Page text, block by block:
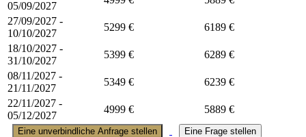
05/09/2027
27/09/2027 -
10/10/2027
5299 €
6189 €
18/10/2027 -
31/10/2027
5399 €
6289 €
08/11/2027 -
21/11/2027
5349 €
6239 €
22/11/2027 -
05/12/2027
4999 € 5889 €
Eine unverbindliche Anfrage stellen Eine Frage stellen